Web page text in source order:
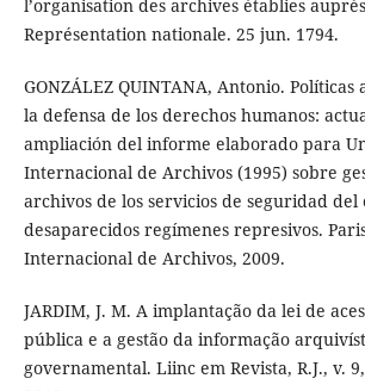
l’organisation des archives établies
Représentation nationale. 25 jun. 1794.
GONZÁLEZ QUINTANA, Antonio.
la defensa de los derechos humanos:
ampliación del informe elaborado para
Internacional de Archivos (1995) sobre
archivos de los servicios de seguridad del
desaparecidos regímenes represivos.
Internacional de Archivos, 2009.
JARDIM, J. M. A implantação da lei de
pública e a gestão da informação
governamental. Liinc em Revista, R.J., v.